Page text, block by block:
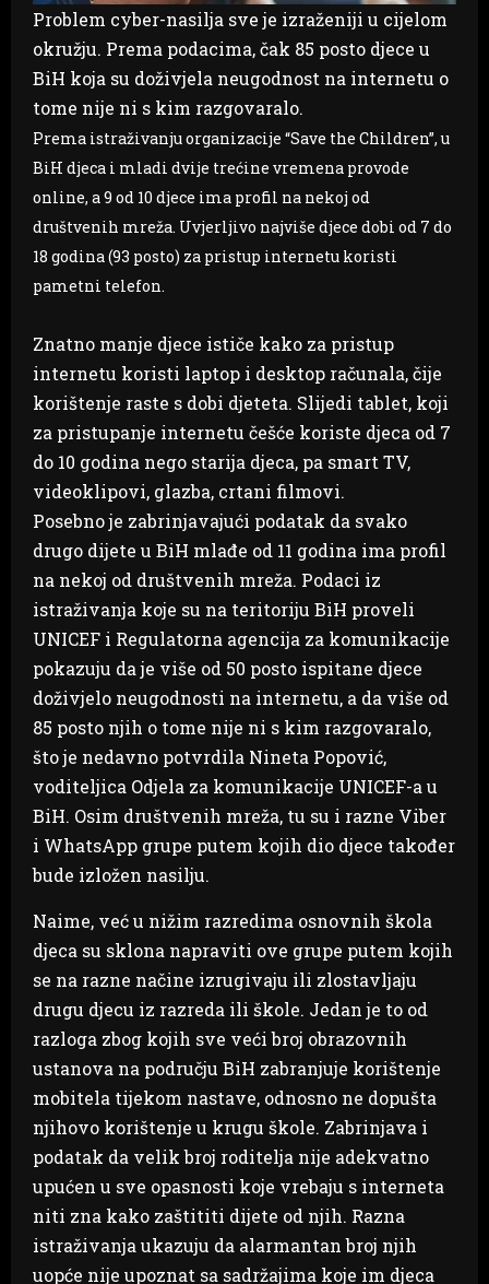
Problem cyber-nasilja sve je izraženiji u cijelom
okružju. Prema podacima, čak 85 posto djece u
BiH koja su doživjela neugodnost na internetu o
tome nije ni s kim razgovaralo.
Prema istraživanju organizacije “Save the Children”, u
BiH djeca i mladi dvije trećine vremena provode
online, a 9 od 10 djece ima profil na nekoj od
društvenih mreža. Uvjerljivo najviše djece dobi od 7 do
18 godina (93 posto) za pristup internetu koristi
pametni telefon.
Znatno manje djece ističe kako za pristup
internetu koristi laptop i desktop računala, čije
korištenje raste s dobi djeteta. Slijedi tablet, koji
za pristupanje internetu češće koriste djeca od 7
do 10 godina nego starija djeca, pa smart TV,
videoklipovi, glazba, crtani filmovi.
Posebno je zabrinjavajući podatak da svako
drugo dijete u BiH mlađe od 11 godina ima profil
na nekoj od društvenih mreža. Podaci iz
istraživanja koje su na teritoriju BiH proveli
UNICEF i Regulatorna agencija za komunikacije
pokazuju da je više od 50 posto ispitane djece
doživjelo neugodnosti na internetu, a da više od
85 posto njih o tome nije ni s kim razgovaralo,
što je nedavno potvrdila Nineta Popović,
voditeljica Odjela za komunikacije UNICEF-a u
BiH. Osim društvenih mreža, tu su i razne Viber
i WhatsApp grupe putem kojih dio djece također
bude izložen nasilju.
Naime, već u nižim razredima osnovnih škola
djeca su sklona napraviti ove grupe putem kojih
se na razne načine izrugivaju ili zlostavljaju
drugu djecu iz razreda ili škole. Jedan je to od
razloga zbog kojih sve veći broj obrazovnih
ustanova na području BiH zabranjuje korištenje
mobitela tijekom nastave, odnosno ne dopušta
njihovo korištenje u krugu škole. Zabrinjava i
podatak da velik broj roditelja nije adekvatno
upućen u sve opasnosti koje vrebaju s interneta
niti zna kako zaštititi dijete od njih. Razna
istraživanja ukazuju da alarmantan broj njih
uopće nije upoznat sa sadržajima koje im djeca